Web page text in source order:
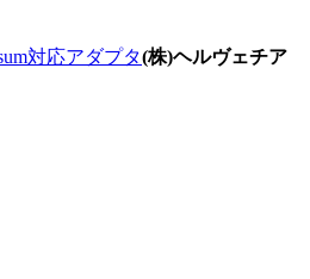
対応アダプタ(株)ヘルヴェチア